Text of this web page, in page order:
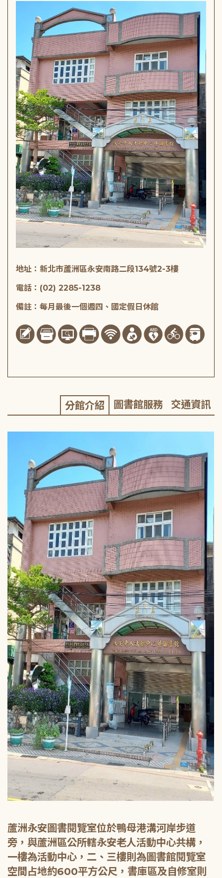
地址：新北市蘆洲區永安南路二段134號2-3樓
電話：(02) 2285-1238
備註：每月最後一個週四、國定假日休館
分館介紹 圖書館服務 交通資訊
蘆洲永安圖書閱覽室位於鴨母港溝河岸步道
旁，與蘆洲區公所轄永安老人活動中心共構，
一樓為活動中心，二、三樓則為圖書館閱覽室
空間占地約600平方公尺，書庫區及自修室則